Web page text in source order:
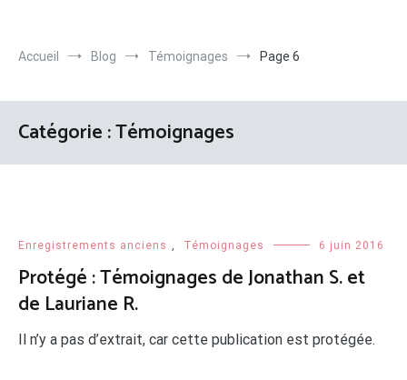
Accueil Blog Témoignages Page 6
Catégorie :Témoignages
Enregistrements anciens , Témoignages 6 juin 2016
Protégé : Témoignages de Jonathan S. et
de Lauriane R.
Il n’y a pas d’extrait, car cette publication est protégée.